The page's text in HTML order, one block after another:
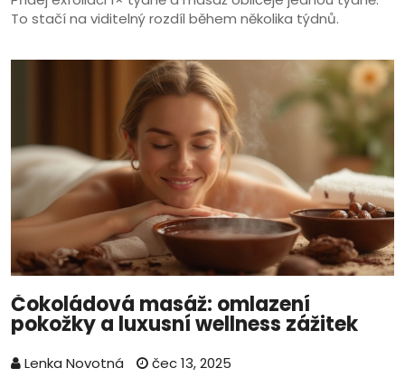
To stačí na viditelný rozdíl během několika týdnů.
Čokoládová masáž: omlazení
pokožky a luxusní wellness zážitek
Lenka Novotná
čec 13, 2025